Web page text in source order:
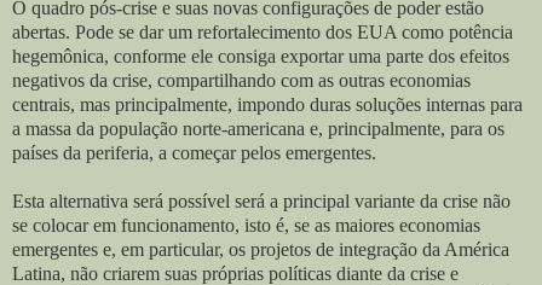
O quadro pós-crise e suas novas configurações de poder estão
abertas. Pode se dar um refortalecimento dos EUA como potência
hegemônica, conforme ele consiga exportar uma parte dos efeitos
negativos da crise, compartilhando com as outras economias
centrais, mas principalmente, impondo duras soluções internas para
a massa da população norte-americana e, principalmente, para os
países da periferia, a começar pelos emergentes.
Esta alternativa será possível será a principal variante da crise não
se colocar em funcionamento, isto é, se as maiores economias
emergentes e, em particular, os projetos de integração da América
Latina, não criarem suas próprias políticas diante da crise e